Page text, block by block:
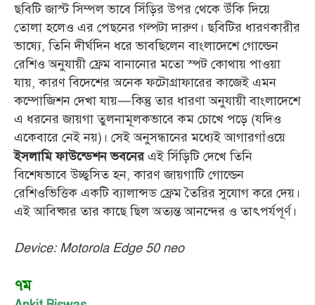
ছবিটি জাস্ট সিম্পল ভাবে সিঁড়ির উপর থেকে উঁকি দিয়ে
তোলা হলেও এর পেছনের গল্পটা দারুণ। ছবিটির ধারণকারীর
ভাষ্যে, তিনি দীর্ঘদিন ধরে ভাবছিলেন বাংলাদেশে গোল্ডেন
রেশিও অনুযায়ী ফ্রেম বানানোর মতো স্পট কোথায় পাওয়া
যায়, কারণ বিদেশের অনেক ফটোগ্রাফারের কাজেই এমন
কম্পোজিশন দেখা যায়—কিন্তু তার ধারণা অনুযায়ী বাংলাদেশে
এ ধরনের জায়গা তুলনামূলকভাবে কম চোখে পড়ে (যদিও
একেবারে নেই নয়)। সেই অনুসন্ধানের মধ্যেই আগারগাঁওয়ে
ইসলামি ফাউন্ডেশন ভবনেরএই সিঁড়িটি দেখে তিনি
বিশেষভাবে উচ্ছ্বসিত হন, কারণ জায়গাটি গোল্ডেন
রেশিওভিত্তিক একটি ব্যালান্সড ফ্রেম তৈরির সুযোগ করে দেয়।
এই আবিষ্কার তার কাছে ছিল অত্যন্ত আনন্দের ও তাৎপর্যপূর্ণ।
Device: Motorola Edge 50 neo
৭ম